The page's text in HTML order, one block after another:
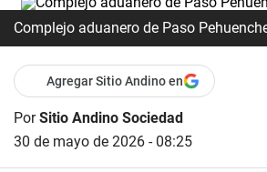
Complejo aduanero de Paso
Agregar Sitio Andino en
PorSitio Andino Sociedad
30 de mayo de 2026 - 08:25